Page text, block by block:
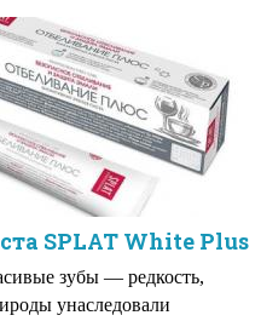
SPLAT White Plus
зубы — редкость,
унаследовали